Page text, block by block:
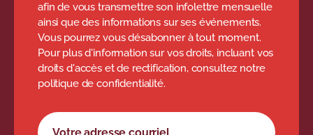
afin de vous transmettre son infolettre mensuelle
ainsi que des informations sur ses événements.
Vous pourrez vous désabonner à tout moment.
Pour plus d'information sur vos droits, incluant vos
droits d'accès et de rectification, consultez notre
politique de confidentialité.
Formulaire d'abonnement à l'infolettre
Votre adresse courriel